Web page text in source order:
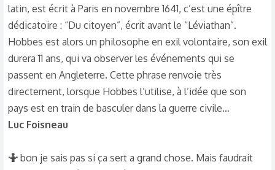
latin, est écrit à Paris en novembre 1641, c’est une épître
dédicatoire : “Du citoyen”, écrit avant le “Léviathan”.
Hobbes est alors un philosophe en exil volontaire, son exil
durera 11 ans, qui va observer les événements qui se
passent en Angleterre. Cette phrase renvoie très
directement, lorsque Hobbes l’utilise, à l’idée que son
pays est en train de basculer dans la guerre civile…
Luc Foisneau
🤷 bon je sais pas si ça sert a grand chose. Mais faudrait